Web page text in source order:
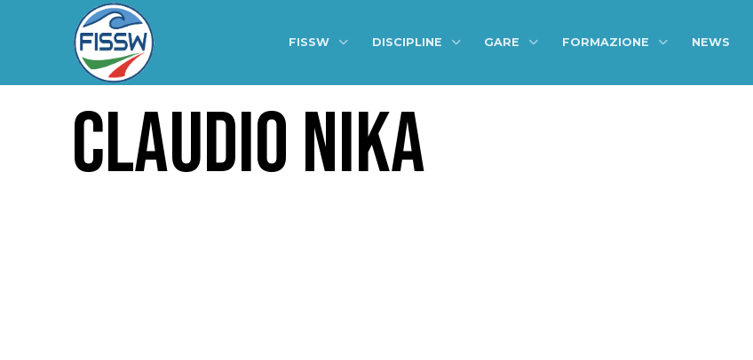
FISSW DISCIPLINE GARE FORMAZIONE NEWS
CLAUDIO NIKA